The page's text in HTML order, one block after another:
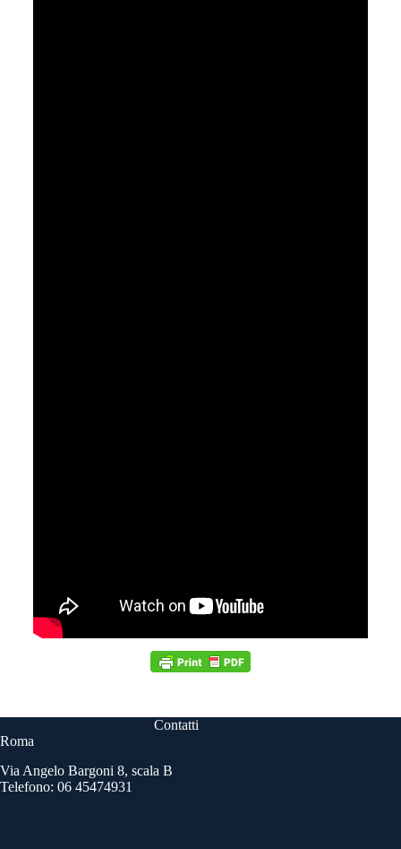
Contatti
Roma
Via Angelo Bargoni 8, scala B
Telefono: 06 45474931